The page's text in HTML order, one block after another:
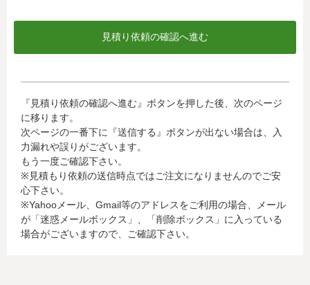
d) 個人情報の第三者提供について
当社がお客様から収集した以下の個人情報等は、カード発
行会社が行う不正利用検知・防止のために、お客様が利用
されているカード発行会社へ提供させていただきます。(氏
名、電話番号、email アドレス、インターネット利用環境
に関する情報等)
お客様が利用されているカード発行会社が外国にある場
合、これらの情報は当該発行会社が所属する国に移転され
る場合があります。当社では、お客様から収集した情報か
らは、ご利用のカード発行会社及び当該会社が所在する国
を特定することができないため、以下の個人情報保護措置
『見積り依頼の確認へ進む』ボタンを押した後、次のページ
に移ります。
次ページの一番下に『送信する』ボタンが出ない場合は、入
力漏れや誤りがございます。
もう一度ご確認下さい。
※見積もり依頼の送信時点ではご注文になりませんのでご安
心下さい。
※Yahooメール、Gmail等のアドレスをご利用の場合、メール
が「迷惑メールボックス」、「削除ボックス」に入っている
場合がございますので、ご確認下さい。